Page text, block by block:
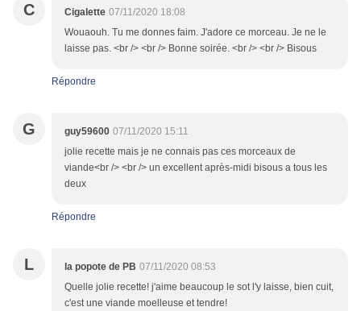
C Cigalette 07/11/2020 18:08
Wouaouh. Tu me donnes faim. J'adore ce morceau. Je ne le
laisse pas. <br /> <br /> Bonne soirée. <br /> <br /> Bisous
Répondre
G guy59600 07/11/2020 15:11
jolie recette mais je ne connais pas ces morceaux de
viande<br /> <br /> un excellent après-midi bisous a tous les
deux
Répondre
L la popote de PB 07/11/2020 08:53
Quelle jolie recette! j'aime beaucoup le sot l'y laisse, bien cuit,
c'est une viande moelleuse et tendre!